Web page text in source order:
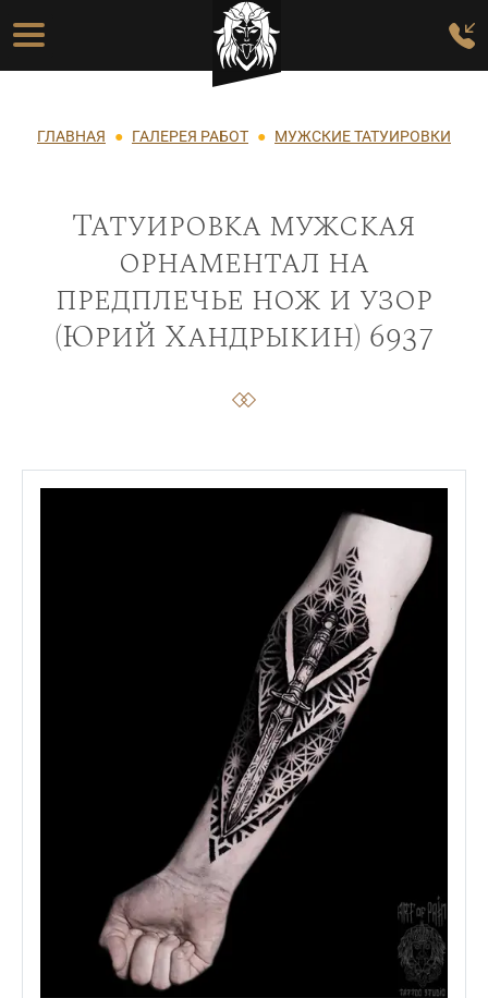
Перейти к основному содержанию
Основная навигация
Строка навигации
ГЛАВНАЯ ГАЛЕРЕЯ РАБОТ МУЖСКИЕ ТАТУИРОВКИ
Татуировка мужская
орнаментал на
предплечье нож и узор
(Юрий Хандрыкин) 6937